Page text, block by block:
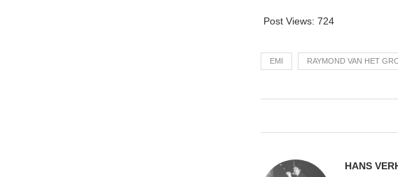
Post Views: 724
EMI RAYMOND VAN HET
HANS